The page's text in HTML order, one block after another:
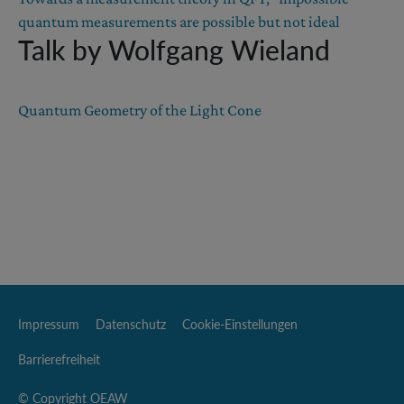
quantum measurements are possible but not ideal
Talk by Wolfgang Wieland
Quantum Geometry of the Light Cone
Impressum Datenschutz Cookie-Einstellungen
Barrierefreiheit
© Copyright OEAW